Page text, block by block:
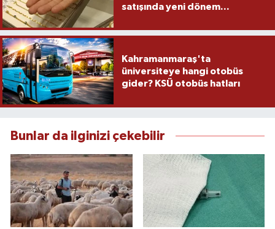
satışında yeni dönem...
Kahramanmaraş'ta
üniversiteye hangi otobüs
gider? KSÜ otobüs hatları
Bunlar da ilginizi çekebilir